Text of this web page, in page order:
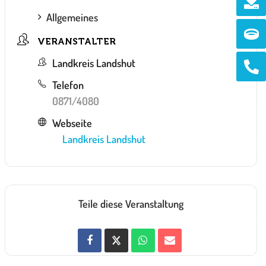
Allgemeines
VERANSTALTER
Landkreis Landshut
Telefon
0871/4080
Webseite
Landkreis Landshut
Teile diese Veranstaltung
alt